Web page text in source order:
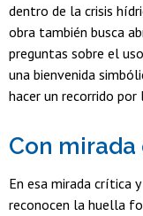
dentro de la crisis
obra también busca
preguntas sobre el
una bienvenida
hacer un recorrido por
Con
En esa mirada crítica
reconocen la huella